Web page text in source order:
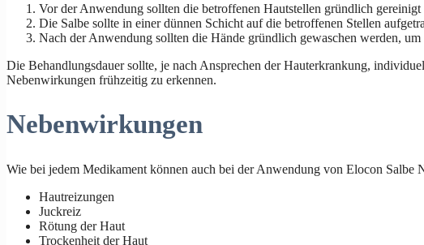
Vor der Anwendung sollten die betroffenen Hautstellen gründlich gereinigt
Die Salbe sollte in einer dünnen Schicht auf die betroffenen Stellen
Nach der Anwendung sollten die Hände gründlich gewaschen werden,
Die Behandlungsdauer sollte, je nach Ansprechen der Hauterkrankung,
Nebenwirkungen frühzeitig zu erkennen.
Nebenwirkungen
Wie bei jedem Medikament können auch bei der Anwendung von Elocon
Hautreizungen
Juckreiz
Rötung der Haut
Trockenheit der Haut